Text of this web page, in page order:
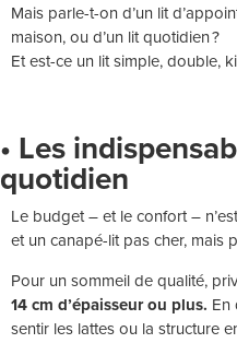
Mais parle-t-on d’un lit
maison, ou d’un lit quotidien ?
Et est-ce un lit simple, double,
• Les
quotidien
Le budget – et le confort –
et un canapé-lit pas cher, mais
Pour un sommeil de qualité,
14 cm d’épaisseur ou plus. En
sentir les lattes ou la structure